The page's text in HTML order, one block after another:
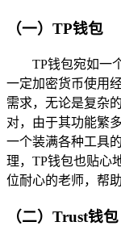
（一）TP钱包
TP钱包宛如一
一定加密货币使用
需求，无论是复杂
对，由于其功能繁
一个装满各种工具
理，TP钱包也贴心
位耐心的老师，帮
（二）Trust钱包